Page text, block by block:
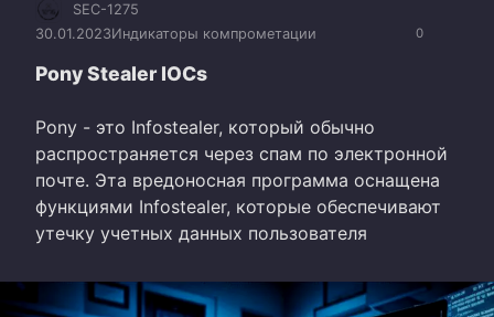
0
SEC-1275
30.01.2023Индикаторы компрометации
Pony Stealer IOCs
Pony - это Infostealer, который обычно
распространяется через спам по электронной
почте. Эта вредоносная программа оснащена
функциями Infostealer, которые обеспечивают
утечку учетных данных пользователя